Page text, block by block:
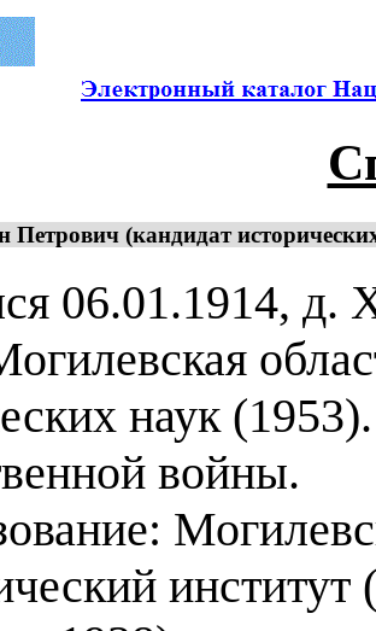
Петрович (кандидат
06.01.1914, д.
наук
войны.